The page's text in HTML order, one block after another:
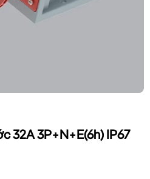
32A 3P+N+E(6h) IP67